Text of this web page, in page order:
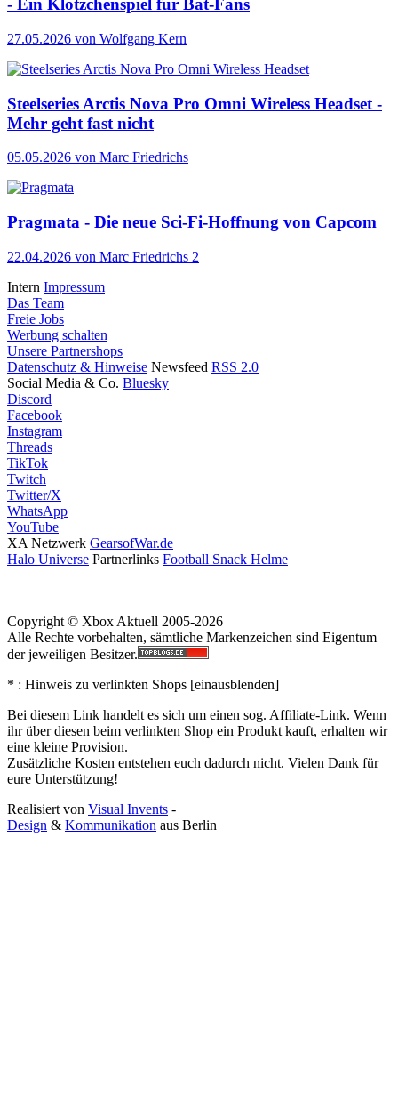
- Ein Klötzchenspiel für Bat-Fans
27.05.2026 von Wolfgang Kern
Steelseries Arctis Nova Pro Omni Wireless Headset -
Mehr geht fast nicht
05.05.2026 von Marc Friedrichs
Pragmata - Die neue Sci-Fi-Hoffnung von Capcom
22.04.2026 von Marc Friedrichs 2
Intern Impressum
Das Team
Freie Jobs
Werbung schalten
Unsere Partnershops
Datenschutz & Hinweise Newsfeed RSS 2.0
Social Media & Co. Bluesky
Discord
Facebook
Instagram
Threads
TikTok
Twitch
Twitter/X
WhatsApp
YouTube
XA Netzwerk GearsofWar.de
Halo Universe Partnerlinks Football Snack Helme
Copyright © Xbox Aktuell 2005-2026
Alle Rechte vorbehalten, sämtliche Markenzeichen sind Eigentum
der jeweiligen Besitzer.
* : Hinweis zu verlinkten Shops [einausblenden]
Bei diesem Link handelt es sich um einen sog. Affiliate-Link. Wenn
ihr über diesen beim verlinkten Shop ein Produkt kauft, erhalten wir
eine kleine Provision.
Zusätzliche Kosten entstehen euch dadurch nicht. Vielen Dank für
eure Unterstützung!
Realisiert von Visual Invents -
Design & Kommunikation aus Berlin